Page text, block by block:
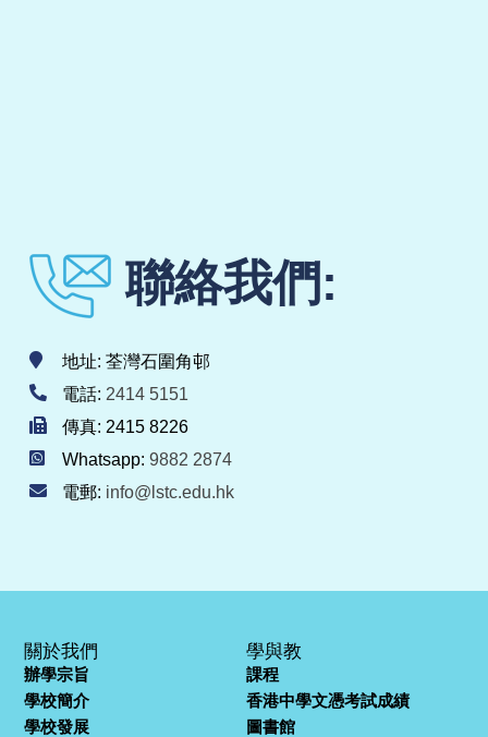
聯絡我們:
地址: 荃灣石圍角邨
電話: 2414 5151
傳真: 2415 8226
Whatsapp: 9882 2874
電郵: info@lstc.edu.hk
關於我們
辦學宗旨
學校簡介
學校發展
學與教
課程
香港中學文憑考試成績
圖書館